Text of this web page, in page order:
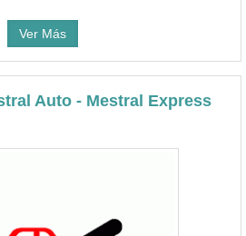
Ver Más
Auto - Mestral Express